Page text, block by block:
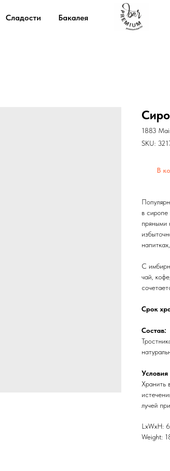
Сладости Бакалея
1883
SKU:
В
в
пряными
С
чай,
Срок
Состав:
Хранить
лучей
LxWxH:
Weight: